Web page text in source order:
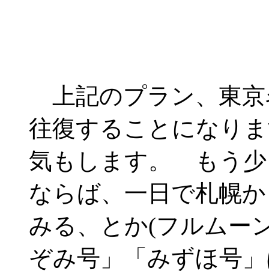
上記のプラン、東京
往復することになり
気もします。 もう少
ならば、一日で札幌
みる、とか(フルムー
ぞみ号」「みずほ号